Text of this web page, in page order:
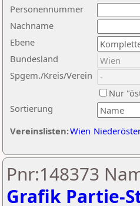
Nachname
Ebene
Sortierung
Personennummer
Bundesland
Spgem./Kreis/Verein
Nur
Vereinslisten:Wien
Pnr:148373
Grafik Partie-